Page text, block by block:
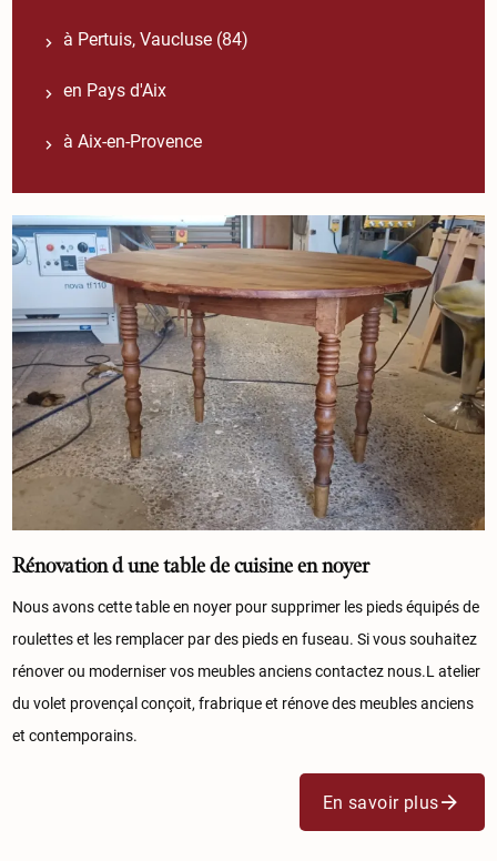
à Pertuis, Vaucluse (84)
en Pays d'Aix
à Aix-en-Provence
Rénovation d une table de cuisine en noyer
Nous avons cette table en noyer pour supprimer les pieds équipés de
roulettes et les remplacer par des pieds en fuseau. Si vous souhaitez
rénover ou moderniser vos meubles anciens contactez nous.L atelier
du volet provençal conçoit, frabrique et rénove des meubles anciens
et contemporains.
En savoir plus